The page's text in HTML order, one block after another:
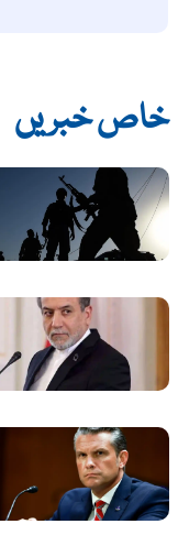
خاص خبریں